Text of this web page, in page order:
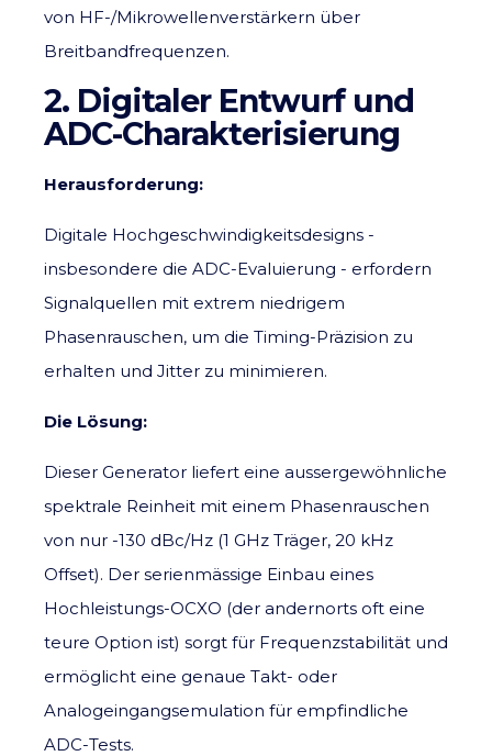
von HF-/Mikrowellenverstärkern über
Breitbandfrequenzen.
2. Digitaler Entwurf und
ADC-Charakterisierung
Herausforderung:
Digitale Hochgeschwindigkeitsdesigns -
insbesondere die ADC-Evaluierung - erfordern
Signalquellen mit extrem niedrigem
Phasenrauschen, um die Timing-Präzision zu
erhalten und Jitter zu minimieren.
Die Lösung:
Dieser Generator liefert eine aussergewöhnliche
spektrale Reinheit mit einem Phasenrauschen
von nur -130 dBc/Hz (1 GHz Träger, 20 kHz
Offset). Der serienmässige Einbau eines
Hochleistungs-OCXO (der andernorts oft eine
teure Option ist) sorgt für Frequenzstabilität und
ermöglicht eine genaue Takt- oder
Analogeingangsemulation für empfindliche
ADC-Tests.